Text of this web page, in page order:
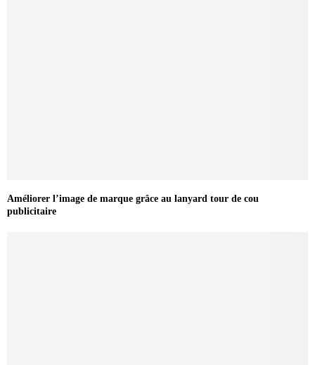
Améliorer l’image de marque grâce au lanyard tour de cou
publicitaire